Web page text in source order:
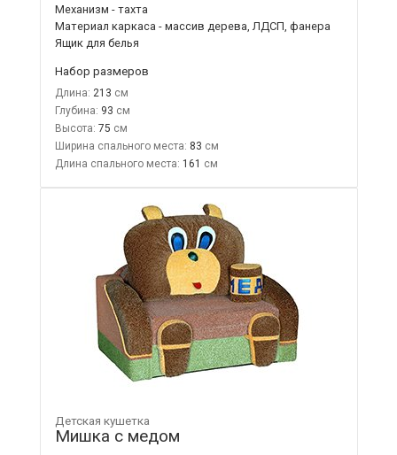
Механизм - тахта
Материал каркаса - массив дерева, ЛДСП, фанера
Ящик для белья
Набор размеров
Длина: 213
Глубина: 93
Высота: 75
Ширина спального места: 83
Длина спального места: 161
Детская кушетка
Мишка с медом